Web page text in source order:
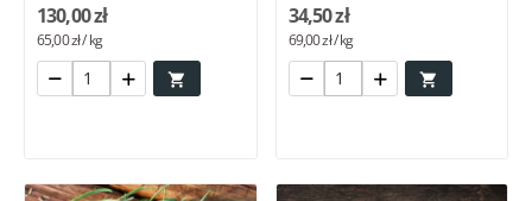

130,00 zł
65,00 zł / kg

34,50 zł
69,00 zł / kg